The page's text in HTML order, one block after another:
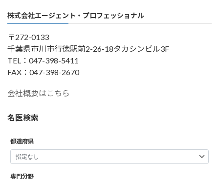
株式会社エージェント・プロフェッショナル
〒272-0133
千葉県市川市行徳駅前2-26-18タカシンビル3F
TEL：047-398-5411
FAX：047-398-2670
会社概要はこちら
名医検索
都道府県
専門分野